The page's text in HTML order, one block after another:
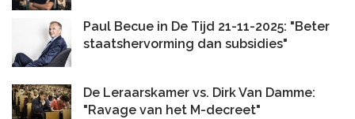
Paul Becue in De Tijd 21-11-2025: "Beter
staatshervorming dan subsidies"
De Leraarskamer vs. Dirk Van Damme:
"Ravage van het M-decreet"